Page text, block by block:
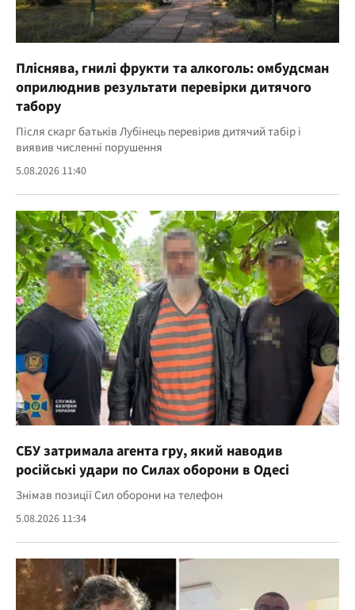
Пліснява, гнилі фрукти та алкоголь: омбудсман
оприлюднив результати перевірки дитячого
табору
Після скарг батьків Лубінець перевірив дитячий табір і
виявив численні порушення
5.08.2026 11:40
СБУ затримала агента гру, який наводив
російські удари по Силах оборони в Одесі
Знімав позиції Сил оборони на телефон
5.08.2026 11:34